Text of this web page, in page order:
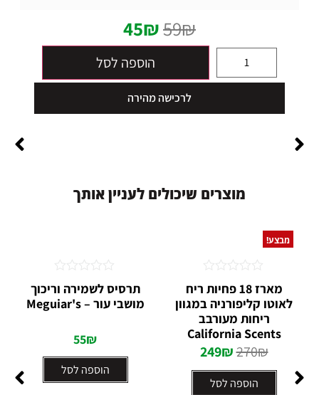
59₪
45₪
הוספה לסל
לרכישה מהירה
מוצרים שיכולים לענייןאותך
מבצע!
מארז 18 פחיות ריח
לאוטו קליפורניה במגוון
ריחות מעורבב
California Scents
270₪
249₪
הוספה לסל
0
מתוך
5
תרסיס לשמירה וריכוך
מושבי עור – Meguiar's
55₪
הוספה לסל
0
מתוך